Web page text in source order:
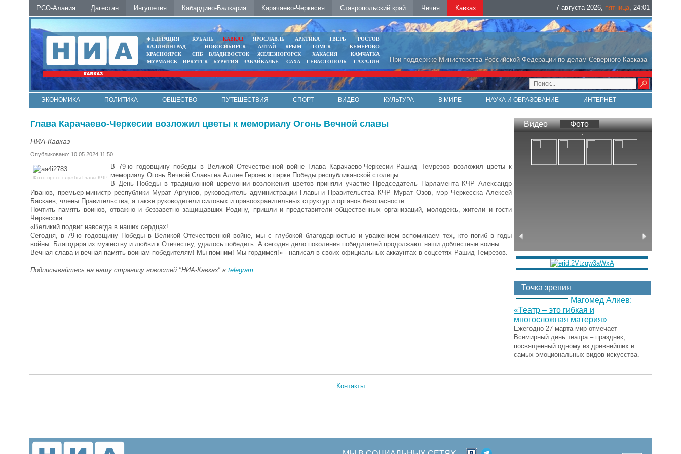
РСО-Алания Дагестан Ингушетия Кабардино-Балкария Карачаево-Черкесия Ставропольский край Чечня Кавказ 7 августа 2026, пятница, 24:01
При поддержке Министерства Российской Федерации по делам Северного Кавказа
ФЕДЕРАЦИЯ КУБАНЬ КАВКАЗ ЯРОСЛАВЛЬ АРКТИКА ТВЕРЬ
РОСТОВ
КАЛИНИНГРАД
НОВОСИБИРСК АЛТАЙ КРЫМ ТОМСК
КЕМЕРОВО
КРАСНОЯРСК
СПБ ВЛАДИВОСТОК ЖЕЛЕЗНОГОРСК ХАКАСИЯ
КАМЧАТКА
МУРМАНСК
ИРКУТСК БУРЯТИЯ ЗАБАЙКАЛЬЕ САХА СЕВАСТОПОЛЬ САХАЛИН
ЭКОНОМИКА ПОЛИТИКА ОБЩЕСТВО ПУТЕШЕСТВИЯ СПОРТ ВИДЕО КУЛЬТУРА В МИРЕ НАУКА И ОБРАЗОВАНИЕ
ИНТЕРНЕТ
Глава Карачаево-Черкесии возложил цветы к мемориалу Огонь Вечной славы
НИА-Кавказ
Опубликовано: 10.05.2024 11:50
Фото пресс-службы Главы КЧР
В 79-ю годовщину победы в Великой Отечественной войне Глава Карачаево-Черкесии Рашид Темрезов возложил цветы к
мемориалу Огонь Вечной Славы на Аллее Героев в парке Победы республиканской столицы.
В День Победы в традиционной церемонии возложения цветов приняли участие Председатель Парламента КЧР Александр
Иванов, премьер-министр республики Мурат Аргунов, руководитель администрации Главы и Правительства КЧР Мурат Озов, мэр Черкесска Алексей
Баскаев, члены Правительства, а также руководители силовых и правоохранительных структур и органов безопасности.
Почтить память воинов, отважно и беззаветно защищавших Родину, пришли и представители общественных организаций, молодежь, жители и гости
Черкесска.
«Великий подвиг навсегда в наших сердцах!
Сегодня, в 79-ю годовщину Победы в Великой Отечественной войне, мы с глубокой благодарностью и уважением вспоминаем тех, кто погиб в годы
войны. Благодаря их мужеству и любви к Отечеству, удалось победить. А сегодня дело поколения победителей продолжают наши доблестные воины.
Вечная слава и вечная память воинам-победителям! Мы помним! Мы гордимся!» - написал в своих официальных аккаунтах в соцсетях Рашид Темрезов.
Подписывайтесь на нашу страницу новостей "НИА-Кавказ" в telegram
Видео Фото
Точка зрения
Магомед Алиев:
«Театр – это гибкая и
многосложная материя»
Ежегодно 27 марта мир отмечает
Всемирный день театра – праздник,
посвященный одному из древнейших и
самых эмоциональных видов искусства.
Контакты